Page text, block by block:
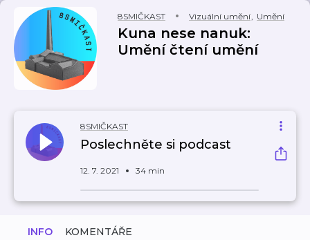
8SMIČKAST Vizuální umění, Umění
Kuna nese nanuk:
Umění čtení umění
8SMIČKAST
Poslechněte si podcast
12. 7. 2021 34 min
INFO KOMENTÁŘE